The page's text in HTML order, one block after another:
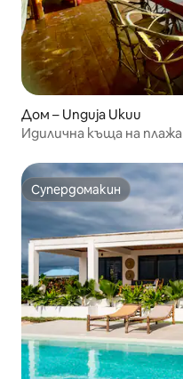
Дом – Unguja Ukuu
Идилична къща на плажа
Супердомакин
Супердомакин